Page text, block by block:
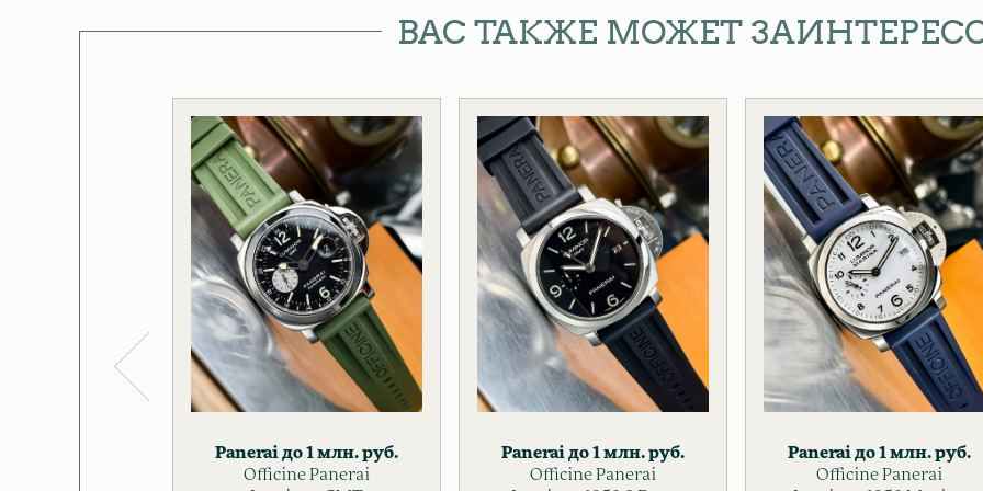
ВАС ТАКЖЕ МОЖЕТ
Panerai до 1 млн. руб.
до 500 т. руб.
Officine Panerai
Panerai до 1 млн. руб.
до 500 т. руб.
Officine Panerai
Panerai до 1 млн. руб.
до 500 т. руб.
Officine Panerai